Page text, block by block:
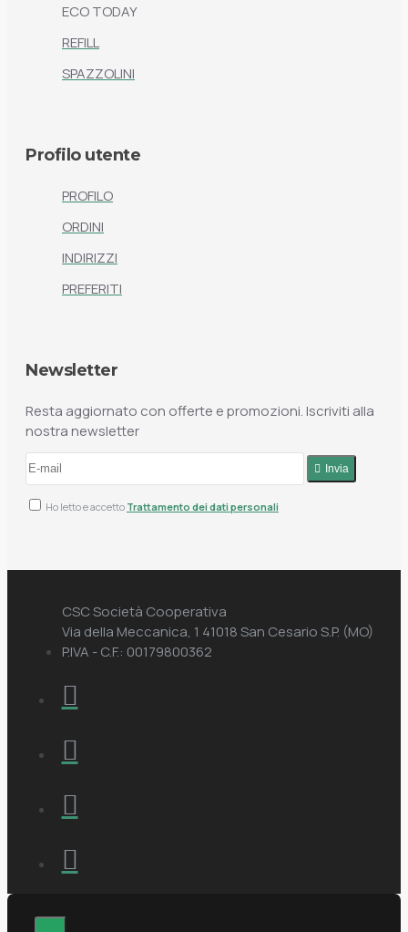
ECO TODAY
REFILL
SPAZZOLINI
Profilo utente
PROFILO
ORDINI
INDIRIZZI
PREFERITI
Newsletter
Resta aggiornato con offerte e promozioni. Iscriviti alla
nostra newsletter
Invia
Ho letto e accetto Trattamento dei dati personali
CSC Società Cooperativa
Via della Meccanica, 1 41018 San Cesario S.P. (MO)
P.IVA - C.F.: 00179800362